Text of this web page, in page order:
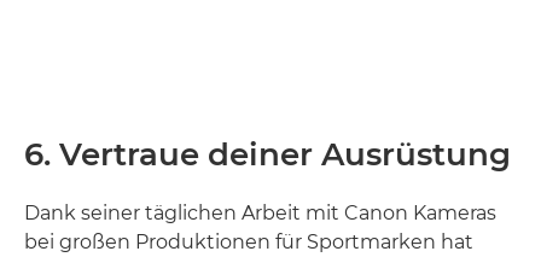
6. Vertraue deiner Ausrüstung
Dank seiner täglichen Arbeit mit Canon Kameras
bei großen Produktionen für Sportmarken hat